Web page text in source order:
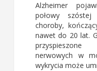
Alzheimer
połowy
choroby,
nawet do 20 lat.
nerwowych w
wykrycia może